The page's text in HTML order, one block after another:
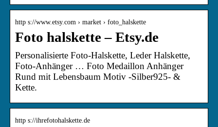
http s://www.etsy.com › market › foto_halskette
Foto halskette – Etsy.de
Personalisierte Foto-Halskette, Leder Halskette,
Foto-Anhänger … Foto Medaillon Anhänger
Rund mit Lebensbaum Motiv -Silber925- &
Kette.
http s://ihrefotohalskette.de